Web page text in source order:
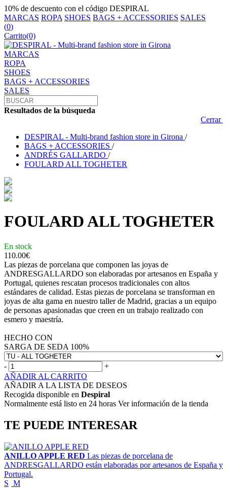
10% de descuento con el código DESPIRAL
MARCAS ROPA SHOES BAGS + ACCESSORIES SALES
(0)
Carrito(0)
MARCAS
ROPA
SHOES
BAGS + ACCESSORIES
SALES
Resultados de la búsqueda
Cerrar
DESPIRAL - Multi-brand fashion store in Girona /
BAGS + ACCESSORIES /
ANDRÉS GALLARDO /
FOULARD ALL TOGHETER
FOULARD ALL TOGHETER
En stock
110.00€
Las piezas de porcelana que componen las joyas de
ANDRESGALLARDO son elaboradas por artesanos en España y
Portugal, quienes rescatan procesos tradicionales con altos
estándares de calidad. Estas piezas de porcelana se transforman en
joyas de alta gama en nuestro taller de Madrid, gracias a un equipo
de personas apasionadas que creen en un trabajo realizado con
esmero y maestría.
HECHO CON
SARGA DE SEDA 100%
-
+
AÑADIR AL CARRITO
AÑADIR A LA LISTA DE DESEOS
Recogida disponible en Despiral
Normalmente está listo en 24 horas Ver información de la tienda
TE PUEDE INTERESAR
ANILLO APPLE RED Las piezas de porcelana de
ANDRESGALLARDO están elaboradas por artesanos de España y
Portugal.
S M